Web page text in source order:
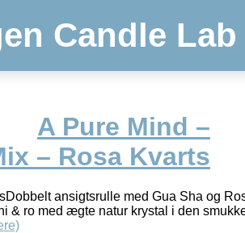
Candle Lab
A Pure Mind –
– Rosa Kvarts
ansigtsrulle med Gua Sha og
& ro med ægte natur krystal i den